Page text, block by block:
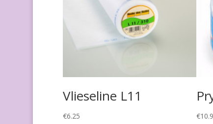
Vlieseline L11
€6.25 €